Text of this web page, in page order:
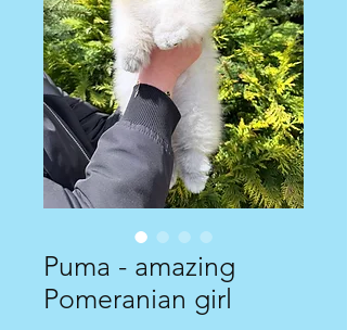
Puma - amazing
Pomeranian girl